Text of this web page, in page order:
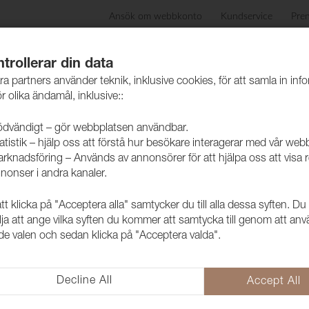
Ansök om webbkonto Kundservice
Produkter Skötselråd
Tyg Eros 16
1008316
Eros är vår storsäljare som
färgerna kallar vi Eros Trend.
dubbelsidig.
din data
partners använder teknik, inklusive cookies, för att samla in
olika ändamål, inklusive::
– gör webbplatsen användbar.
– hjälp oss att förstå hur besökare interagerar med vår
– Används av annonsörer för att hjälpa oss att visa
i andra kanaler.
klicka på "Acceptera alla" samtycker du till alla dessa syften. Du
att ange vilka syften du kommer att samtycka till genom att
valen och sedan klicka på "Acceptera valda".
Decline All Accept All